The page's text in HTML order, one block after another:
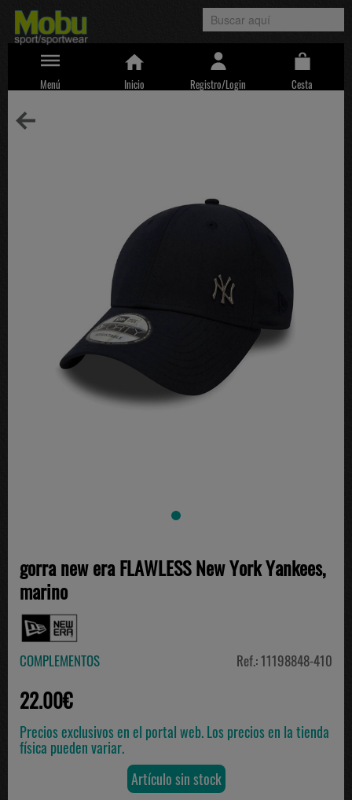
Menú Inicio Registro/Login Cesta
gorra new era FLAWLESS New York Yankees,
marino
COMPLEMENTOS Ref.: 11198848-410
22.00€
Precios exclusivos en el portal web. Los precios en la tienda
física pueden variar.
Artículo sin stock